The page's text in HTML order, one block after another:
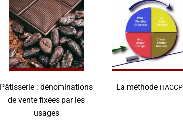
Pâtis­se­rie : déno­mi­na­tions
de vente fixées par les
usages
La méthode HACCP